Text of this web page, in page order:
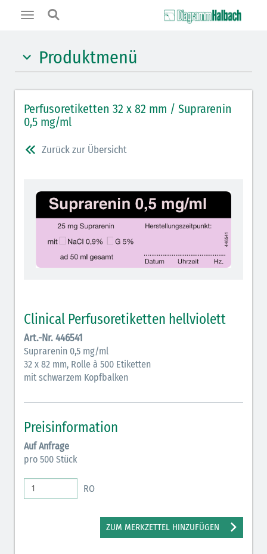
Toggle
Produktmenü
Benzodiazepine (orange)
Muskelrelaxantien (weiß-rot): DIVI 2012
Muskelrelaxans Antagonisten (rot schraffiert): DIVI
Opiate/Opioide (hellblau)
Lokalanästhetika (grau)
Vasopressoren (hellviolett)
Antihypertonika/Vasodilatantien (hellviolett
Verschiedene Medikamente (weiß)
Antikoagulantien (hellgrau/weiß mit schwarzem
Rahmen)
Bronchodilatatoren (blau-braun)
Antikonvulsiva (grau-lila)
Inodilatatoren (rot-grün)
Antiarrhythmika (rot-blau)
Perfusoretiketten 32 x 82 mm / Suprarenin
0,5 mg/ml
Zurück zur Übersicht
Clinical Perfusoretiketten hellviolett
Art.-Nr. 446541
Suprarenin 0,5 mg/ml
32 x 82 mm, Rolle à 500 Etiketten
mit schwarzem Kopfbalken
Preisinformation
Auf Anfrage
pro 500 Stück
RO
ZUM MERKZETTEL HINZUFÜGEN